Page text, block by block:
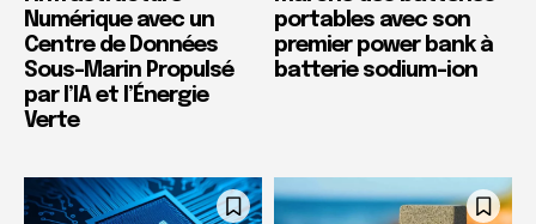
Numérique avec un
Centre de Données
Sous-Marin Propulsé
par l’IA et l’Énergie
Verte
portables avec son
premier power bank à
batterie sodium-ion